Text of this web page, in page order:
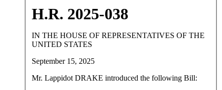
H.R. 2025-038
IN THE HOUSE OF REPRESENTATIVES OF THE
UNITED STATES
September 15, 2025
Mr. Lappidot DRAKE introduced the following Bill: